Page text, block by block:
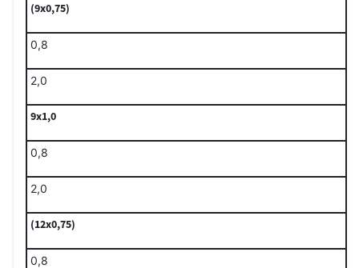
(9x0,75)
0,8
2,0
9x1,0
0,8
2,0
(12x0,75)
0,8